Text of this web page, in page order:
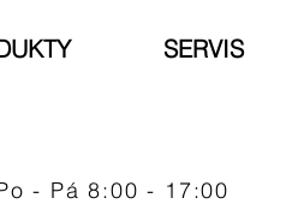
SERVIS
- Pá 8:00 - 17:00